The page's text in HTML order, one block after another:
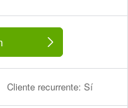
Cliente recurrente: Sí